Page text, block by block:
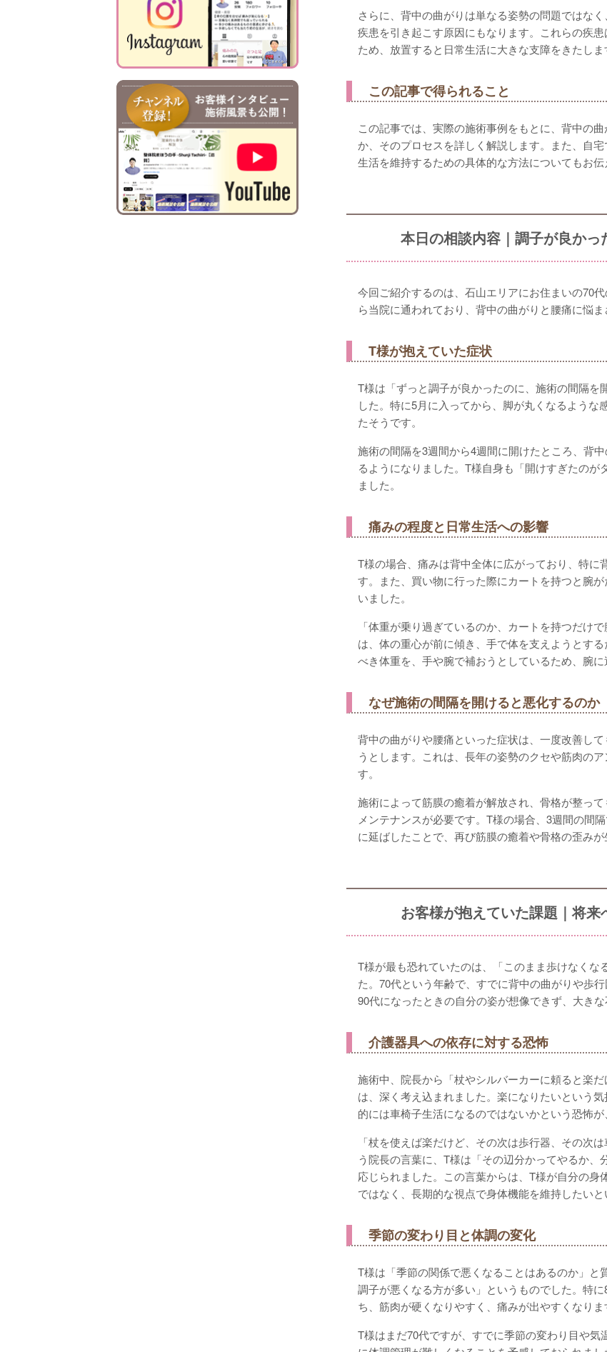
さらに、背中の曲がりは単なる姿勢の問題ではな
疾患を引き起こす原因にもなります。これらの疾
ため、放置すると日常生活に大きな支障をきたしま
この記事で得られること
この記事では、実際の施術事例をもとに、背中の
か、そのプロセスを詳しく解説します。また、自
生活を維持するための具体的な方法についてもお伝
本日の相談内容｜調子が良か
今回ご紹介するのは、石山エリアにお住まいの70
ら当院に通われており、背中の曲がりと腰痛に悩ま
T様が抱えていた症状
T様は「ずっと調子が良かったのに、施術の間隔を
した。特に5月に入ってから、脚が丸くなるよう
たそうです。
施術の間隔を3週間から4週間に開けたところ、背
るようになりました。T様自身も「開けすぎたの
ました。
痛みの程度と日常生活への影響
T様の場合、痛みは背中全体に広がっており、特に
す。また、買い物に行った際にカートを持つと腕
いました。
「体重が乗り過ぎているのか、カートを持つだけ
は、体の重心が前に傾き、手で体を支えようとす
べき体重を、手や腕で補おうとしているため、腕に
なぜ施術の間隔を開けると悪化するのか
背中の曲がりや腰痛といった症状は、一度改善し
うとします。これは、長年の姿勢のクセや筋肉の
す。
施術によって筋膜の癒着が解放され、骨格が整っ
メンテナンスが必要です。T様の場合、3週間の間
に延ばしたことで、再び筋膜の癒着や骨格の歪み
お客様が抱えていた課題｜将
T様が最も恐れていたのは、「このまま歩けなくな
た。70代という年齢で、すでに背中の曲がりや歩
90代になったときの自分の姿が想像できず、大きな
介護器具への依存に対する恐怖
施術中、院長から「杖やシルバーカーに頼ると楽
は、深く考え込まれました。楽になりたいという
的には車椅子生活になるのではないかという恐怖
「杖を使えば楽だけど、その次は歩行器、その次
う院長の言葉に、T様は「その辺分かってやるか
応じられました。この言葉からは、T様が自分の
ではなく、長期的な視点で身体機能を維持したいと
季節の変わり目と体調の変化
T様は「季節の関係で悪くなることはあるのか」と
調子が悪くなる方が多い」というものでした。特
ち、筋肉が硬くなりやすく、痛みが出やすくなりま
T様はまだ70代ですが、すでに季節の変わり目や